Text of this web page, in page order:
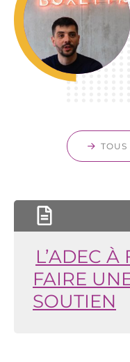
TOUS
L’ADEC
FAIRE
SOUTIEN